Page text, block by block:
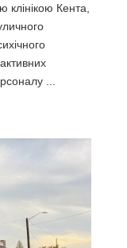
Кента,
...